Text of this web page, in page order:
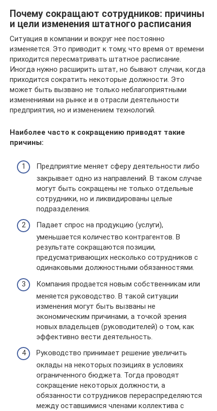
Почему сокращают сотрудников: причины
и цели изменения штатного расписания
Ситуация в компании и вокруг нее постоянно
изменяется. Это приводит к тому, что время от времени
приходится пересматривать штатное расписание.
Иногда нужно расширить штат, но бывают случаи, когда
приходится сократить некоторые должности. Это
может быть вызвано не только неблагоприятными
изменениями на рынке и в отрасли деятельности
предприятия, но и изменением технологий.
Наиболее часто к сокращению приводят такие
причины:
Предприятие меняет сферу деятельности либо
закрывает одно из направлений. В таком случае
могут быть сокращены не только отдельные
сотрудники, но и ликвидированы целые
подразделения.
Падает спрос на продукцию (услуги),
уменьшается количество контрагентов. В
результате сокращаются позиции,
предусматривающих несколько сотрудников с
одинаковыми должностными обязанностями.
Компания продается новым собственникам или
меняется руководство. В такой ситуации
изменения могут быть вызваны не
экономическим причинами, а точкой зрения
новых владельцев (руководителей) о том, как
эффективно вести деятельность.
Руководство принимает решение увеличить
оклады на некоторых позициях в условиях
ограниченного бюджета. Тогда проводят
сокращение некоторых должности, а
обязанности сотрудников перераспределяются
между оставшимися членами коллектива с